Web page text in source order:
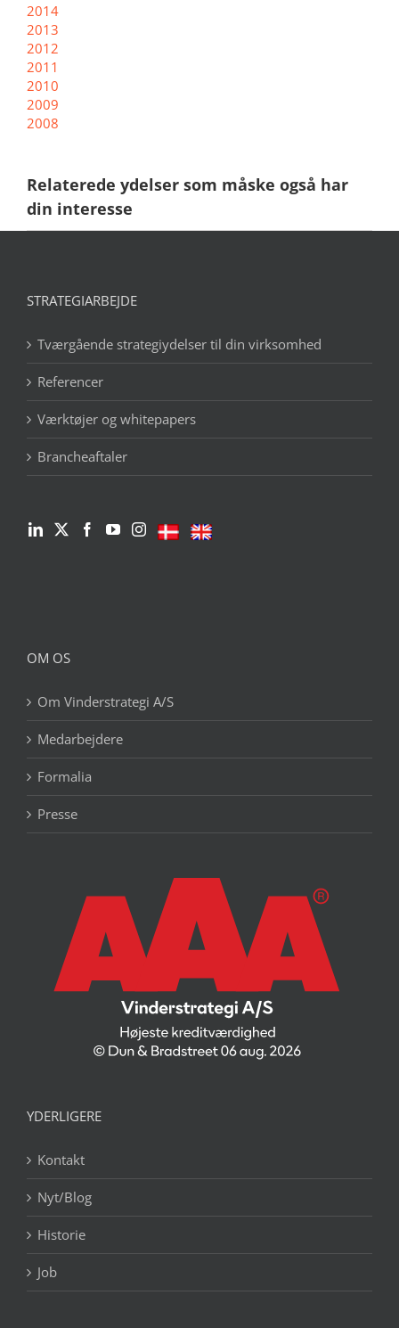
2014
2013
2012
2011
2010
2009
2008
Relaterede ydelser som måske også har
din interesse
STRATEGIARBEJDE
Tværgående strategiydelser til din virksomhed
Referencer
Værktøjer og whitepapers
Brancheaftaler
OM OS
Om Vinderstrategi A/S
Medarbejdere
Formalia
Presse
YDERLIGERE
Kontakt
Nyt/Blog
Historie
Job